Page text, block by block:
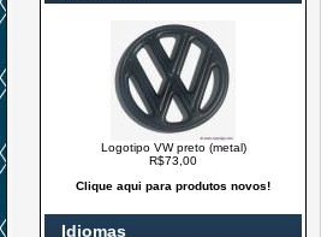
Logotipo VW preto (metal)
R$73,00
Clique aqui para produtos novos!
Idiomas